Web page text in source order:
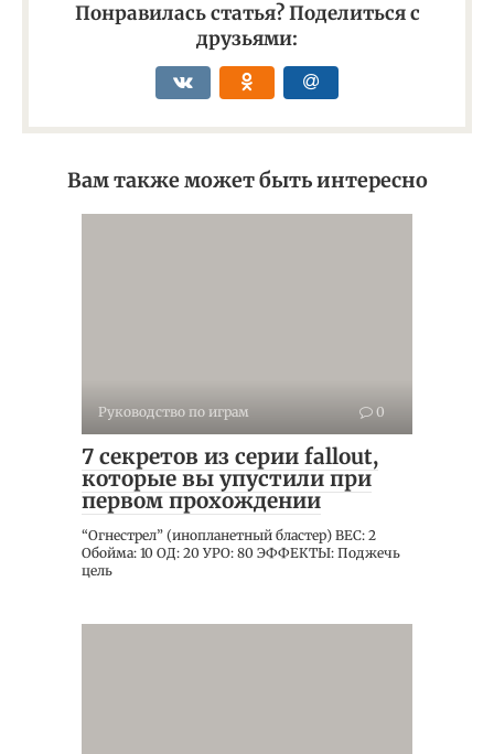
Понравилась статья? Поделиться с
друзьями:
Вам также может быть интересно
Руководство по играм 0
7 секретов из серии fallout,
которые вы упустили при
первом прохождении
“Огнестрел” (инопланетный бластер) ВЕС: 2
Обойма: 10 ОД: 20 УРО: 80 ЭФФЕКТЫ: Поджечь
цель